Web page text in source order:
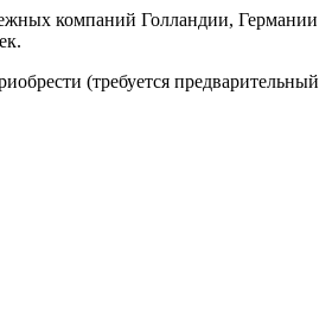
компаний Голландии, Германии
(требуется предварительный